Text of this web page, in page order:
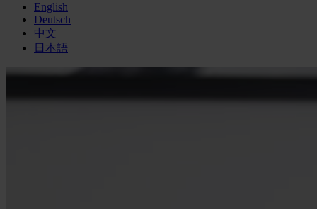
English
Deutsch
中文
日本語